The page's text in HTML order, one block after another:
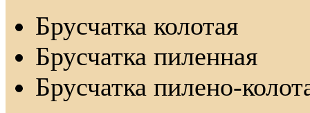
Брусчатка колотая
Брусчатка пиленная
Брусчатка пилено-